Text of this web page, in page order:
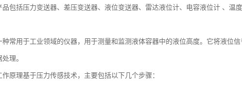
品包括压力变送器、差压变送器、液位变送器、雷达液位计、电容液位计 、温
种常用于工业领域的仪器，用于测量和监测液体容器中的液位高度。它将液位
理。
原理基于压力传感技术，主要包括以下几个步骤：